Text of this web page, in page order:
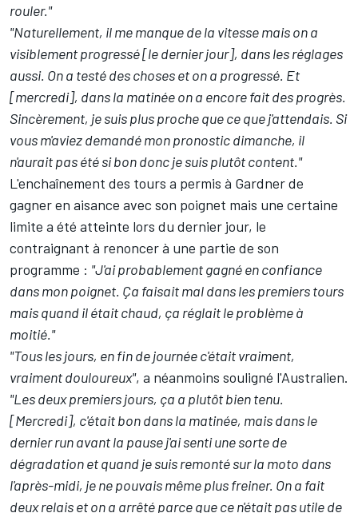
rouler."
"Naturellement, il me manque de la vitesse mais on a
visiblement progressé [le dernier jour], dans les réglages
aussi. On a testé des choses et on a progressé. Et
[mercredi], dans la matinée on a encore fait des progrès.
Sincèrement, je suis plus proche que ce que j'attendais. Si
vous m'aviez demandé mon pronostic dimanche, il
n'aurait pas été si bon donc je suis plutôt content."
L'enchaînement des tours a permis à Gardner de
gagner en aisance avec son poignet mais une certaine
limite a été atteinte lors du dernier jour, le
contraignant à renoncer à une partie de son
programme : "J'ai probablement gagné en confiance
dans mon poignet. Ça faisait mal dans les premiers tours
mais quand il était chaud, ça réglait le problème à
moitié."
"Tous les jours, en fin de journée c'était vraiment,
vraiment douloureux", a néanmoins souligné l'Australien.
"Les deux premiers jours, ça a plutôt bien tenu.
[Mercredi], c'était bon dans la matinée, mais dans le
dernier run avant la pause j'ai senti une sorte de
dégradation et quand je suis remonté sur la moto dans
l'après-midi, je ne pouvais même plus freiner. On a fait
deux relais et on a arrêté parce que ce n'était pas utile de